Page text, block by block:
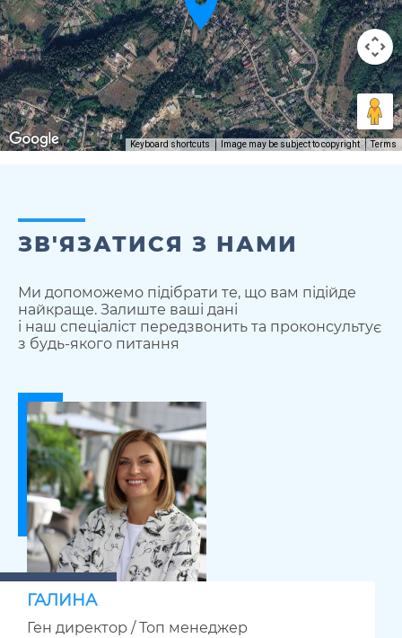
Keyboard shortcuts Image may be subject to copyright Terms
ЗВ'ЯЗАТИСЯ З НАМИ
Ми допоможемо підібрати те, що вам підійде
найкраще. Залиште ваші дані
і наш спеціаліст передзвонить та проконсультує
з будь-якого питання
ГАЛИНА
Ген директор / Топ менеджер